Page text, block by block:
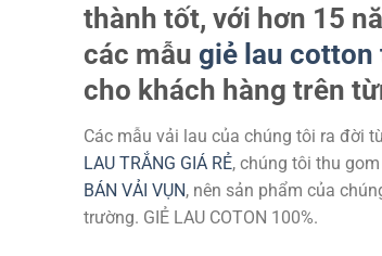
thành tốt, với hơn 15
các mẫu giẻ lau cotton
cho khách hàng trên
Các mẫu vải lau của chúng tôi ra đời
LAU TRẮNG GIÁ RẺ, chúng tôi thu
BÁN VẢI VỤN, nên sản phẩm của
trường. GIẺ LAU COTON 100%.